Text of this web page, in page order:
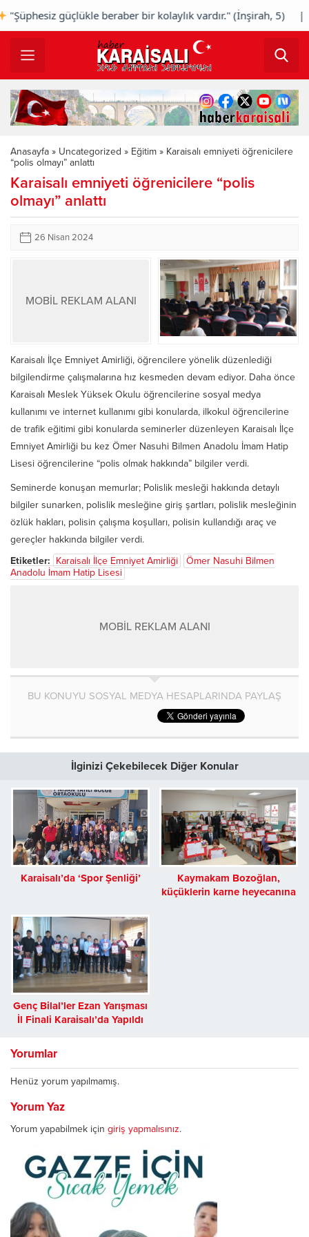
güçlükle beraber bir kolaylık vardır." (İnşirah, 5) |
Anasayfa » Uncategorized » Eğitim » Karaisalı emniyeti öğrenicilere
“polis olmayı” anlattı
Karaisalı emniyeti öğrenicilere “polis
olmayı” anlattı
26 Nisan 2024
MOBİL REKLAM ALANI
Karaisalı İlçe Emniyet Amirliği, öğrencilere yönelik düzenlediği
bilgilendirme çalışmalarına hız kesmeden devam ediyor. Daha önce
Karaisalı Meslek Yüksek Okulu öğrencilerine sosyal medya
kullanımı ve internet kullanımı gibi konularda, ilkokul öğrencilerine
de trafik eğitimi gibi konularda seminerler düzenleyen Karaisalı İlçe
Emniyet Amirliği bu kez Ömer Nasuhi Bilmen Anadolu İmam Hatip
Lisesi öğrencilerine “polis olmak hakkında” bilgiler verdi.
Seminerde konuşan memurlar; Polislik mesleği hakkında detaylı
bilgiler sunarken, polislik mesleğine giriş şartları, polislik mesleğinin
özlük hakları, polisin çalışma koşulları, polisin kullandığı araç ve
gereçler hakkında bilgiler verdi.
Etiketler: Karaisalı İlçe Emniyet Amirliği
Ömer Nasuhi Bilmen
Anadolu İmam Hatip Lisesi
MOBİL REKLAM ALANI
BU KONUYU SOSYAL MEDYA HESAPLARINDA PAYLAŞ
İlginizi Çekebilecek Diğer Konular
Karaisalı’da ‘Spor Şenliği’
Kaymakam Bozoğlan,
küçüklerin karne heyecanına
Genç Bilal’ler Ezan Yarışması
İl Finali Karaisalı’da Yapıldı
Yorumlar
Henüz yorum yapılmamış.
Yorum Yaz
Yorum yapabilmek için giriş yapmalısınız.